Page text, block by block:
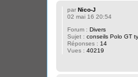
par Nico-J
02 mai 16 20:54
Forum : Divers
Sujet : conseils Polo GT
Réponses : 14
Vues : 40219